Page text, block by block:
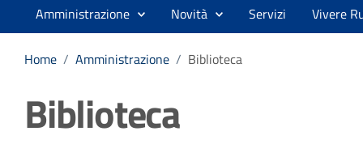
Amministrazione Novità Servizi Vivere
Home / Amministrazione / Biblioteca
Biblioteca